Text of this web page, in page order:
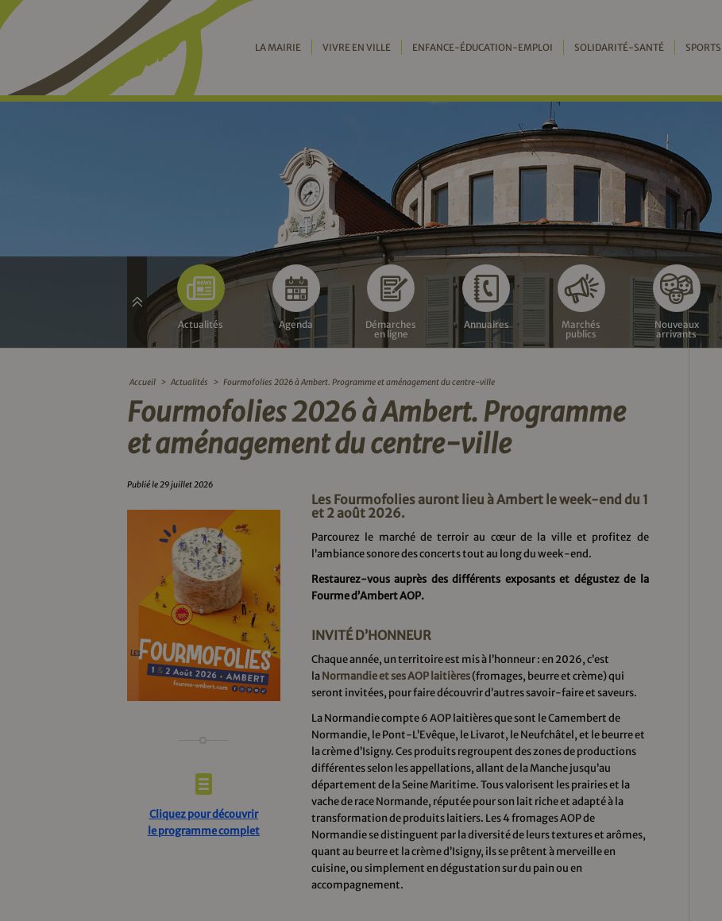
LA MAIRIE VIVRE EN VILLE ENFANCE-ÉDUCATION-EMPLOI SOLIDARITÉ-SANTÉ
Actualités Agenda
Démarches
en ligne
Annuaires
Marchés
publics
Nouveaux
arrivants
Accueil > Actualités > Fourmofolies 2026 à Ambert. Programme et aménagement du centre-ville
Fourmofolies 2026 à Ambert. Programme
et aménagement du centre-ville
Publié le 29 juillet 2026
Cliquez pour découvrir
le programme complet
Les Fourmofolies auront lieu à Ambert le week-end du 1
et 2 août 2026.
Parcourez le marché de terroir au cœur de la ville et profitez de
l’ambiance sonore des concerts tout au long du week-end.
Restaurez-vous auprès des différents exposants et dégustez de la
Fourme d’Ambert AOP.
INVITÉ D’HONNEUR
Chaque année, un territoire est mis à l’honneur : en 2026, c’est
laNormandie et ses AOP laitières(fromages, beurre et crème) qui
seront invitées, pour faire découvrir d’autres savoir-faire et saveurs.
La Normandie compte 6 AOP laitières que sont le Camembert de
Normandie, le Pont-L’Evêque, le Livarot, le Neufchâtel, et le beurre et
la crème d’Isigny. Ces produits regroupent des zones de productions
différentes selon les appellations, allant de la Manche jusqu’au
département de la Seine Maritime. Tous valorisent les prairies et la
vache de race Normande, réputée pour son lait riche et adapté à la
transformation de produits laitiers. Les 4 fromages AOP de
Normandie se distinguent par la diversité de leurs textures et arômes,
quant au beurre et la crème d’Isigny, ils se prêtent à merveille en
cuisine, ou simplement en dégustation sur du pain ou en
accompagnement.